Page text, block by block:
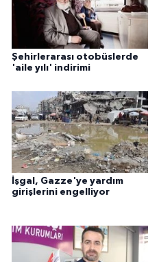
Şehirlerarası otobüslerde
'aile yılı' indirimi
İşgal, Gazze'ye yardım
girişlerini engelliyor